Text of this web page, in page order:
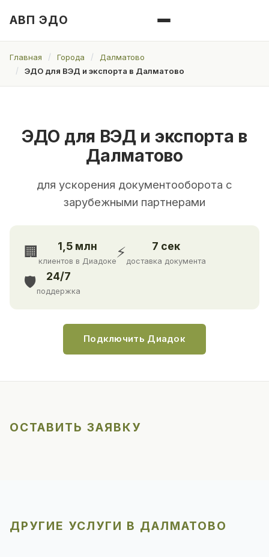
АВП ЭДО
Главная Города
Далматово
ЭДО для ВЭД и экспорта в Далматово
ЭДО для ВЭД и экспорта в
Далматово
для ускорения документооборота с
зарубежными партнерами
🏢 1,5 млн
клиентов в Диадоке
⚡ 7 сек
доставка документа
🛡️ 24/7
поддержка
Подключить Диадок
ОСТАВИТЬ ЗАЯВКУ
ДРУГИЕ УСЛУГИ В ДАЛМАТОВО